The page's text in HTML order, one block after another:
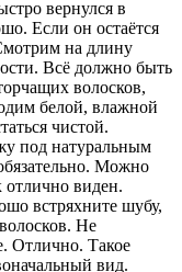
вернулся в
Если он остаётся
на длину
Всё должно быть
волосков,
белой, влажной
чистой.
под натуральным
Можно
отлично виден.
встряхните шубу,
Не
Отлично. Такое
вид.